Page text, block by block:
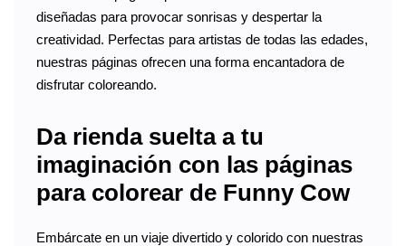
diseñadas para provocar sonrisas y despertar la
creatividad. Perfectas para artistas de todas las edades,
nuestras páginas ofrecen una forma encantadora de
disfrutar coloreando.
Da rienda suelta a tu
imaginación con las páginas
para colorear de Funny Cow
Embárcate en un viaje divertido y colorido con nuestras